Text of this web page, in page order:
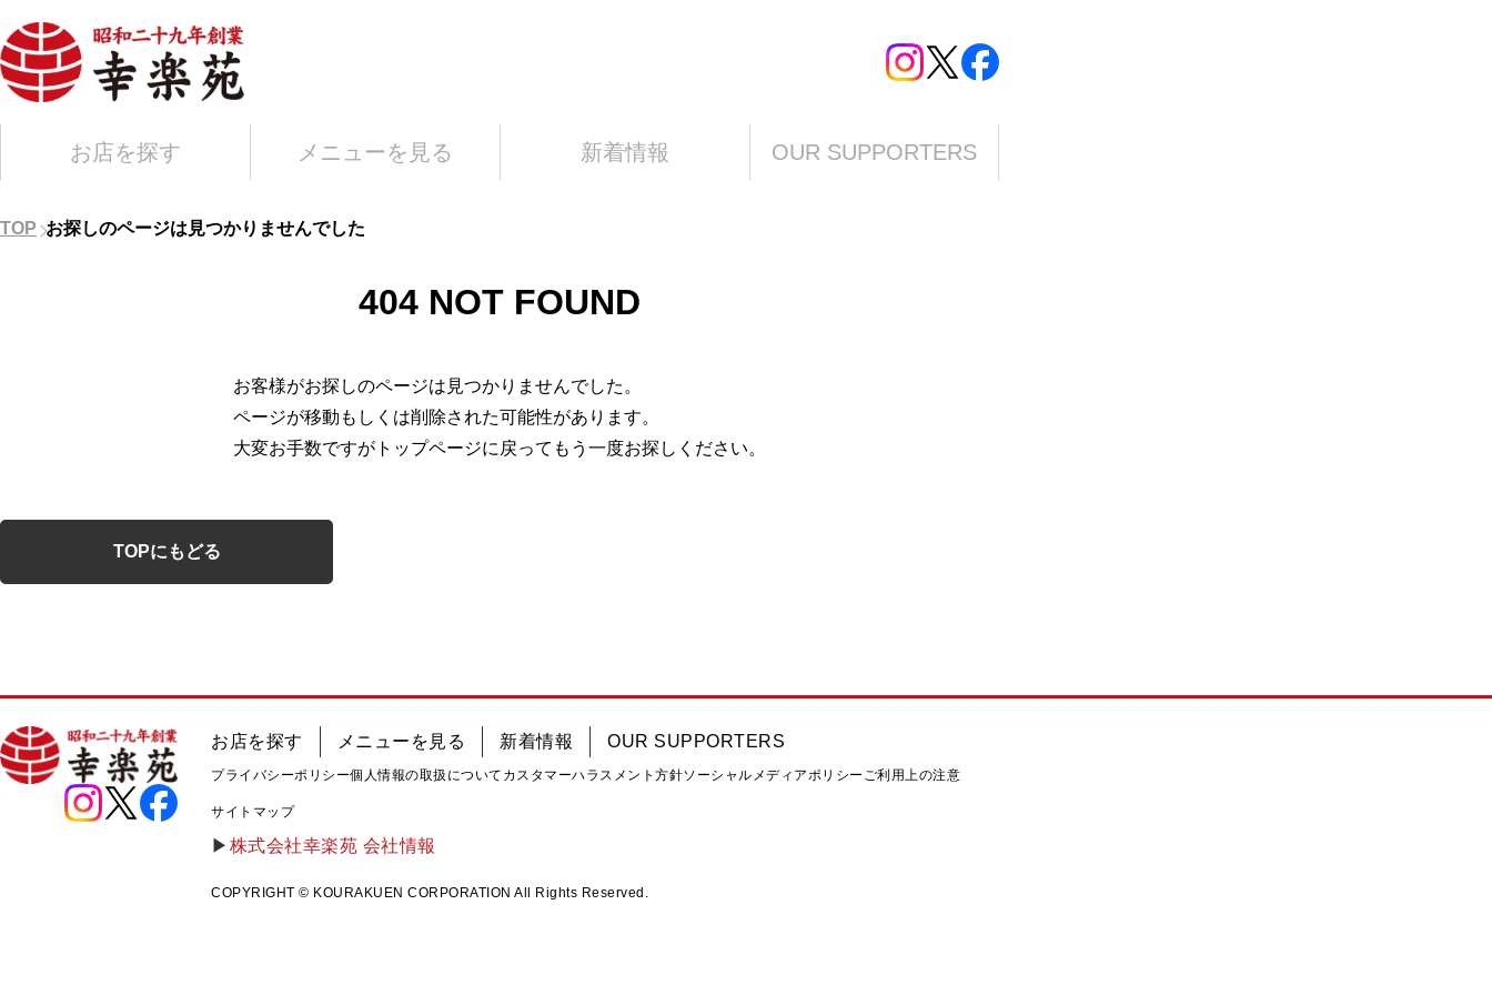
お店を探す メニューを見る 新着情報 OUR SUPPORTERS
TOP お探しのページは見つかりませんでした
404 NOT FOUND
お客様がお探しのページは見つかりませんでした。
ページが移動もしくは削除された可能性があります。
大変お手数ですがトップページに戻ってもう一度お探しください。
TOPにもどる
お店を探す メニューを見る 新着情報 OUR SUPPORTERS
プライバシーポリシー個人情報の取扱について カスタマーハラスメント方針ソーシャルメディアポリシー ご利用上の注意
サイトマップ
株式会社幸楽苑 会社情報
COPYRIGHT © KOURAKUEN CORPORATION All Rights Reserved.